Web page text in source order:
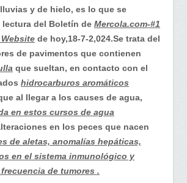
autoridades
para
el
cuidado
de
sus…
y de hielo, es lo que se
del Boletín de Mercola.com-#1
de hoy,18-7-2,024.Se trata del
de pavimentos que contienen
que sueltan, en contacto con el
hidrocarburos aromáticos
al llegar a los causes de agua,
en estos cursos de agua
en los peces que nacen
de aletas, anomalías hepáticas,
en el sistema inmunológico y
de tumores .